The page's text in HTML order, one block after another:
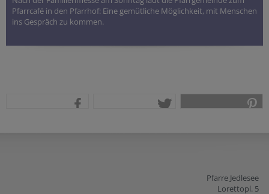
Pfarrcafé in den Pfarrhof: Eine gemütliche Möglichkeit, mit Menschen
ins Gespräch zu kommen.
Pfarre Jedlesee
Lorettopl. 5